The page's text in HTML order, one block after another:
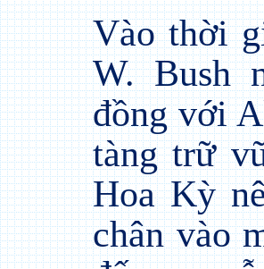
Vào thời
W. Bush
đồng với
tàng trữ
Hoa Kỳ
chân vào